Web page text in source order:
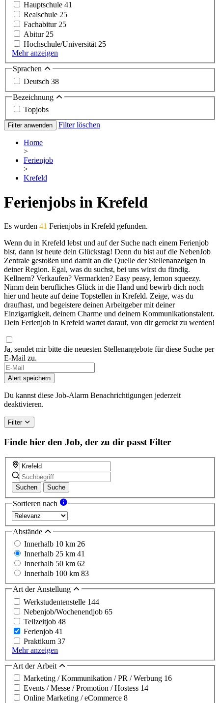
Hauptschule 41
Realschule 25
Fachabitur 25
Abitur 25
Hochschule/Universität 25
Mehr anzeigen
Sprachen
Deutsch 38
Bezeichnung
Topjobs
Filter anwenden Filter löschen
Home
>
Ferienjob
>
Krefeld
Ferienjobs in Krefeld
Es wurden 41 Ferienjobs in Krefeld gefunden.
Wenn du in Krefeld lebst und auf der Suche nach einem Ferienjob
bist, dann ist heute dein Glückstag! Denn du bist auf die NebenJob
Zentrale gestoßen und damit an die Quelle der Stellenanzeigen in
deiner Region. Egal, was du suchst, bei uns wirst du fündig.
Kellnern? Verkaufen? Vermarkten? Easy peasy, lemon squeezy.
Nimm dein berufliches Glück in die Hand und bewirb dich noch
hier und heute auf deine Topstellen in Krefeld. Zeige, was du
draufhast, und begeistere deinen Arbeitgeber mit deiner
Einzigartigkeit, deinem Charme und deinem Kommunikationstalent.
Dein Ferienjob in Krefeld wartet darauf, von dir gerockt zu werden!
Ja, sendet mir bitte die neuesten Stellenangebote für diese Suche per
E-Mail zu.
If
you
are
a
human,
this
field
Alert speichern
Du kannst diese Job-Alarm Benachrichtigungen jederzeit
deaktivieren.
Filter
Finde hier den Job, der zu dir passt Filter
Suchen Suche
Sortieren nach
Abstände
Innerhalb 10 km 26
Innerhalb 25 km 41
Innerhalb 50 km 62
Innerhalb 100 km 83
Art der Anstellung
Werkstudentenstelle 144
Nebenjob/Wochenendjob 65
Teilzeitjob 48
Ferienjob 41
Praktikum 37
Mehr anzeigen
Art der Arbeit
Marketing / Kommunikation / PR / Werbung 16
Events / Messe / Promotion / Hostess 14
Online Marketing / eCommerce 8